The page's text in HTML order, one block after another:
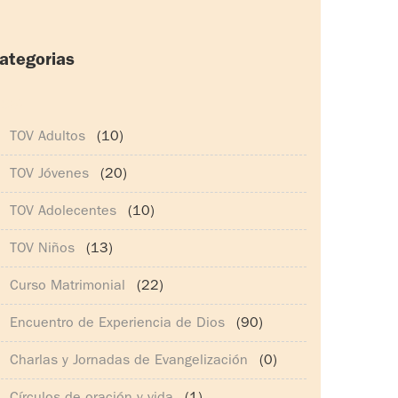
TOV Adultos (10)
TOV Adolecentes (10)
TOV Niños (13)
Curso Matrimonial (22)
TOV Jóvenes (20)
Encuentro de Experiencia de Dios (90)
Charlas y Jornadas de Evangelización (0)